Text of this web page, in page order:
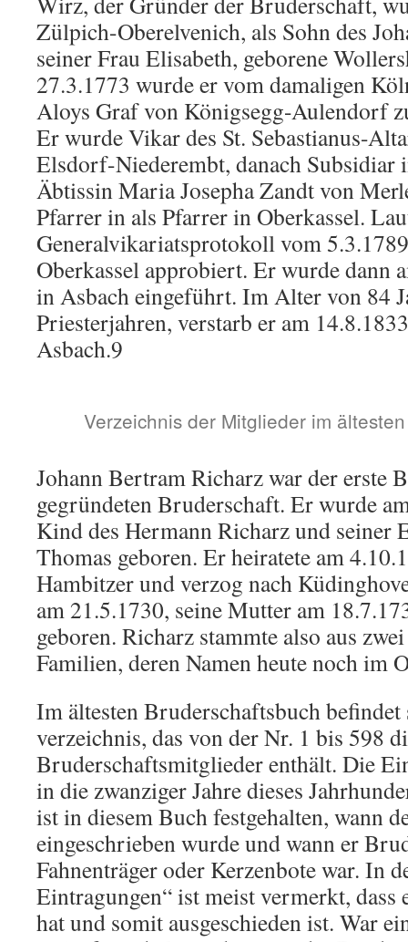
Zülpich-Oberelvenich, als Sohn des
seiner Frau Elisabeth, geborene
27.3.1773 wurde er vom damaligen
Aloys Graf von Königsegg-Aulendorf
Er wurde Vikar des St. Sebastianus-
Elsdorf-Niederembt, danach
Äbtissin Maria Josepha Zandt von
Pfarrer in als Pfarrer in Oberkassel.
Generalvikariatsprotokoll vom
Oberkassel approbiert. Er wurde dann
in Asbach eingeführt. Im Alter von 84
Priesterjahren, verstarb er am
Asbach.9
Verzeichnis der Mitglieder im
Johann Bertram Richarz war der erste
gegründeten Bruderschaft. Er wurde
Kind des Hermann Richarz und seiner
Thomas geboren. Er heiratete am
Hambitzer und verzog nach
am 21.5.1730, seine Mutter am
geboren. Richarz stammte also aus
Familien, deren Namen heute noch im
Im ältesten Bruderschaftsbuch
verzeichnis, das von der Nr. 1 bis 598
Bruderschaftsmitglieder enthält. Die
in die zwanziger Jahre dieses
ist in diesem Buch festgehalten, wann
eingeschrieben wurde und wann er
Fahnenträger oder Kerzenbote war. In
Eintragungen“ ist meist vermerkt,
hat und somit ausgeschieden ist. War